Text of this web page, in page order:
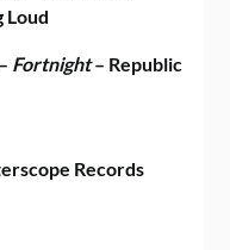
Loud
Fortnight– Republic
Records